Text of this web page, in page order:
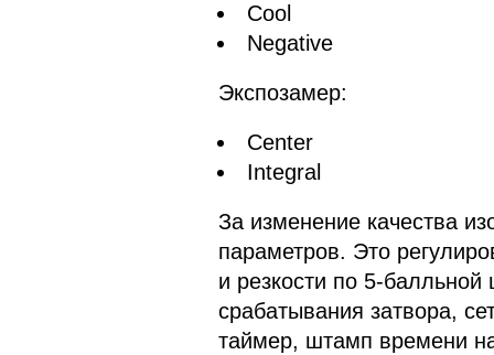
Cool
Negative
Экспозамер:
Center
Integral
За изменение качества
параметров. Это
и резкости по 5-балльной
срабатывания затвора,
таймер, штамп времени